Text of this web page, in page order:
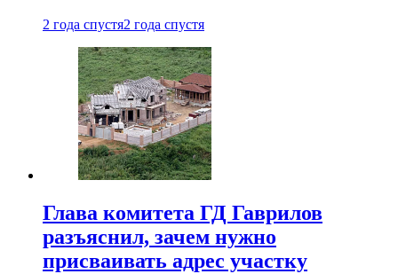
2 года спустя2 года спустя
Глава комитета ГД Гаврилов
разъяснил, зачем нужно
присваивать адрес участку